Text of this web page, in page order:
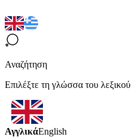
Αναζήτηση
Επιλέξτε τη γλώσσα του λεξικού
ΑγγλικάEnglish